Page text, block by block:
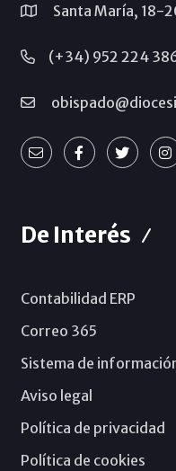
Santa María, 18-
(+34) 952 224
De Interés
Contabilidad ERP
Correo 365
Sistema de
Aviso legal
Política de privacidad
Política de cookies